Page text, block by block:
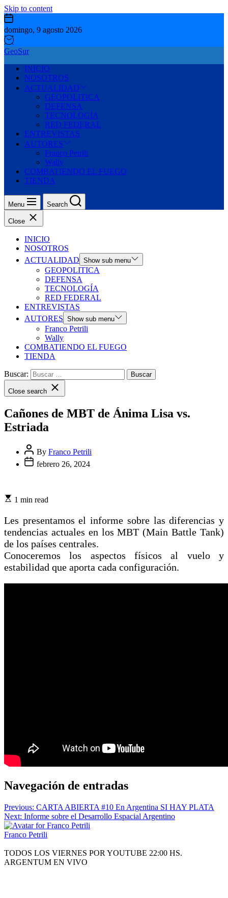
Skip to content
domingo, 9 agosto 2026
GeoSur
INICIO
NOSOTROS
ACTUALIDAD
GEOPOLITICA
DEFENSA
TECNOLOGÍA
RED FEDERAL
ENTREVISTAS
AUTORES
Franco Petrili
Wally
COMBATIENDO EL FUEGO
TIENDA
Menu Search
Close
INICIO
NOSOTROS
ACTUALIDAD Show sub menu
GEOPOLITICA
DEFENSA
TECNOLOGÍA
RED FEDERAL
ENTREVISTAS
AUTORES Show sub menu
Franco Petrili
Wally
COMBATIENDO EL FUEGO
TIENDA
Buscar:
Close search
Cañones de MBT de Ánima Lisa vs.
Estriada
By Franco Petrili
febrero 26, 2024
1 min read
Les presentamos el informe sobre las diferencias y
tendencias actuales en los MBT (Main Battle Tank)
de los países centrales.
Conoceremos los aspectos físicos al vuelo y
estabilidad que aporta cada configuración.
Navegación de entradas
Previous: CARTA ABIERTA #10 En Argentina SI HAY PLATA
Next: Informe sobre el Desarrollo Espacial Argentino
Franco Petrili
TODOS LOS VIERNES POR YOUTUBE 22:00 HS.
ARGENTUM EN VIVO